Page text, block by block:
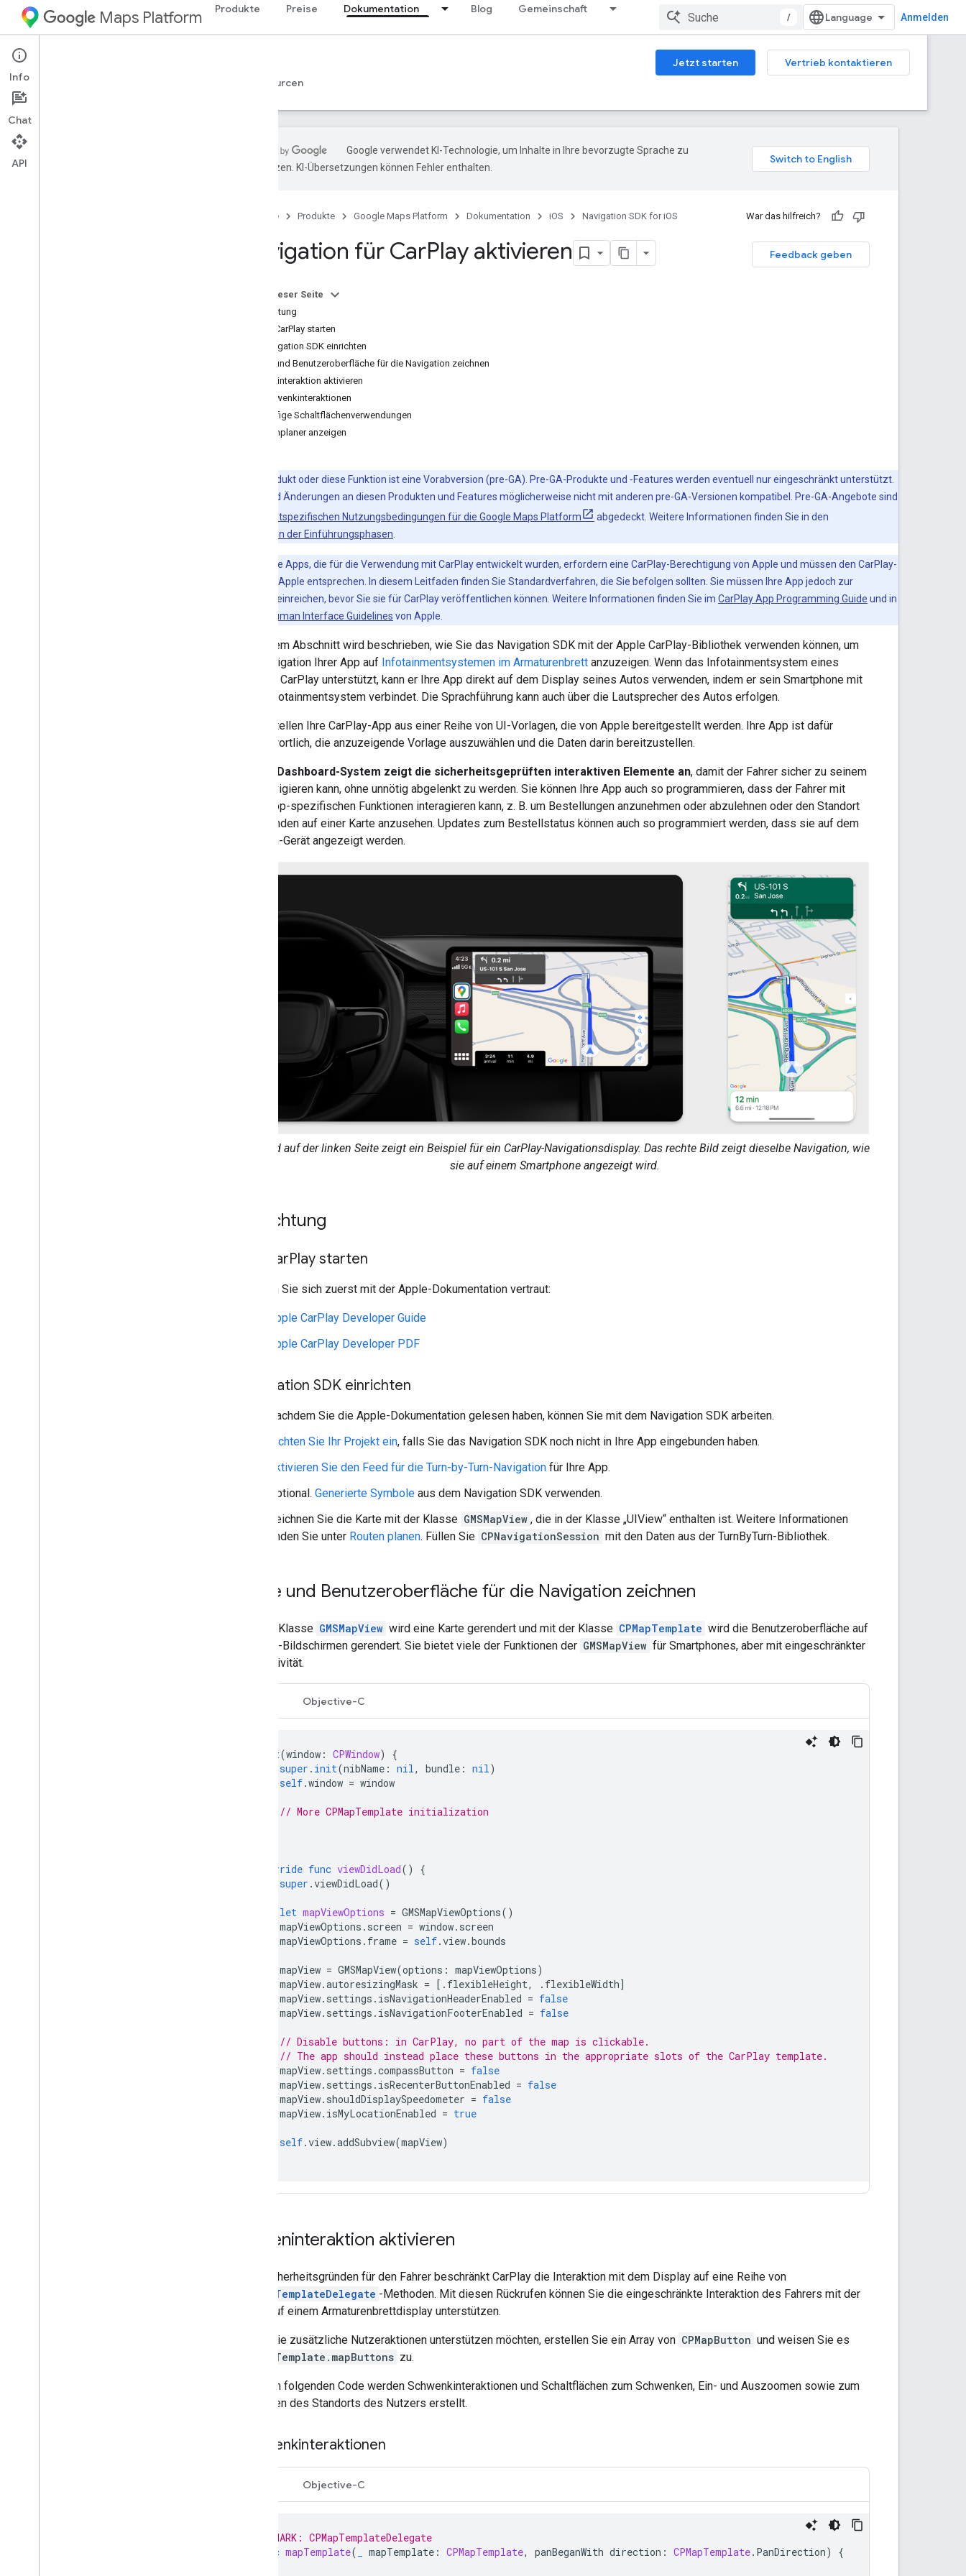
Maps Platform Produkte Preise Dokumentation Blog Gemeinschaft
/ Anmelden
iOS Jetzt starten
Vertrieb kontaktieren
Leitfäden
Ressourcen
Google verwendet KI-Technologie, um Inhalte in Ihre bevorzugte Sprache zu
übersetzen. KI-Übersetzungen können Fehler enthalten.
Startseite Produkte Google Maps Platform Dokumentation iOS Navigation SDK for iOS War das hilfreich?
Feedback geben
Navigation für CarPlay aktivieren
Auf dieser Seite
Einrichtung
Mit CarPlay starten
Navigation SDK einrichten
Karte und Benutzeroberfläche für die Navigation zeichnen
Karteninteraktion aktivieren
Schwenkinteraktionen
Häufige Schaltflächenverwendungen
Routenplaner anzeigen
Dieses Produkt oder diese Funktion ist eine Vorabversion (pre-GA). Pre-GA-Produkte und ‑Features werden eventuell nur eingeschränkt unterstützt.
Außerdem sind Änderungen an diesen Produkten und Features möglicherweise nicht mit anderen pre-GA-Versionen kompatibel. Pre-GA-Angebote sind
dienstspezifischen Nutzungsbedingungen für die Google Maps Platform
abgedeckt. Weitere Informationen finden Sie in den
Beschreibungen der Einführungsphasen
:Alle Apps, die für die Verwendung mit CarPlay entwickelt wurden, erfordern eine CarPlay-Berechtigung von Apple und müssen den CarPlay-
Richtlinien von Apple entsprechen. In diesem Leitfaden finden Sie Standardverfahren, die Sie befolgen sollten. Sie müssen Ihre App jedoch zur
Genehmigung einreichen, bevor Sie sie für CarPlay veröffentlichen können. Weitere Informationen finden Sie im CarPlay App Programming Guide und in
CarPlay Human Interface Guidelines von Apple.
In diesem Abschnitt wird beschrieben, wie Sie das Navigation SDK mit der Apple CarPlay-Bibliothek verwenden können, um
die Navigation Ihrer App auf Infotainmentsystemen im Armaturenbrett anzuzeigen. Wenn das Infotainmentsystem eines
Fahrers CarPlay unterstützt, kann er Ihre App direkt auf dem Display seines Autos verwenden, indem er sein Smartphone mit
dem Infotainmentsystem verbindet. Die Sprachführung kann auch über die Lautsprecher des Autos erfolgen.
Sie erstellen Ihre CarPlay-App aus einer Reihe von UI-Vorlagen, die von Apple bereitgestellt werden. Ihre App ist dafür
verantwortlich, die anzuzeigende Vorlage auszuwählen und die Daten darin bereitzustellen.
Das In-Dashboard-System zeigt die sicherheitsgeprüften interaktiven Elemente an, damit der Fahrer sicher zu seinem
Ziel navigieren kann, ohne unnötig abgelenkt zu werden. Sie können Ihre App auch so programmieren, dass der Fahrer mit
Ihren app-spezifischen Funktionen interagieren kann, z. B. um Bestellungen anzunehmen oder abzulehnen oder den Standort
des Kunden auf einer Karte anzusehen. Updates zum Bestellstatus können auch so programmiert werden, dass sie auf dem
In-Dash-Gerät angezeigt werden.
Das Bild auf der linken Seite zeigt ein Beispiel für ein CarPlay-Navigationsdisplay. Das rechte Bild zeigt dieselbe Navigation, wie
sie auf einem Smartphone angezeigt wird.
Einrichtung
Mit CarPlay starten
Machen Sie sich zuerst mit der Apple-Dokumentation vertraut:
Apple CarPlay Developer Guide
Apple CarPlay Developer PDF
Navigation SDK einrichten
Nachdem Sie die Apple-Dokumentation gelesen haben, können Sie mit dem Navigation SDK arbeiten.
Richten Sie Ihr Projekt ein, falls Sie das Navigation SDK noch nicht in Ihre App eingebunden haben.
Aktivieren Sie den Feed für die Turn-by-Turn-Navigation für Ihre App.
Optional. Generierte Symbole aus dem Navigation SDK verwenden.
Zeichnen Sie die Karte mit der Klasse GMSMapView , die in der Klasse „UIView“ enthalten ist. Weitere Informationen
finden Sie unter Routen planen. Füllen Sie CPNavigationSession mit den Daten aus der TurnByTurn-Bibliothek.
Karte und Benutzeroberfläche für die Navigation zeichnen
Mit der Klasse GMSMapView wird eine Karte gerendert und mit der Klasse CPMapTemplate wird die Benutzeroberfläche auf
CarPlay-Bildschirmen gerendert. Sie bietet viele der Funktionen der GMSMapView für Smartphones, aber mit eingeschränkter
Interaktivität.
Objective-C
init(window : CPWindow)
{
super . init(nibName : nil, bundle : nil)
self.window = window
// More CPMapTemplate initialization
override func viewDidLoad()
{
super .viewDidLoad()
let mapViewOptions = GMSMapViewOptions()
mapViewOptions . screen = window. screen
mapViewOptions . frame = self.view.bounds
mapView = GMSMapView(options : mapViewOptions)
mapView.autoresizingMask = [. flexibleHeight, . flexibleWidth]
mapView. settings . isNavigationHeaderEnabled = false
mapView. settings . isNavigationFooterEnabled = false
// Disable buttons: in CarPlay, no part of the map is clickable.
// The app should instead place these buttons in the appropriate slots of the CarPlay template.
mapView. settings .compassButton = false
mapView. settings . isRecenterButtonEnabled = false
mapView. shouldDisplaySpeedometer = false
mapView. isMyLocationEnabled = true
self.view.addSubview(mapView)
Karteninteraktion aktivieren
Aus Sicherheitsgründen für den Fahrer beschränkt CarPlay die Interaktion mit dem Display auf eine Reihe von
CPMapTemplateDelegate -Methoden. Mit diesen Rückrufen können Sie die eingeschränkte Interaktion des Fahrers mit der
Karte auf einem Armaturenbrettdisplay unterstützen.
Wenn Sie zusätzliche Nutzeraktionen unterstützen möchten, erstellen Sie ein Array von CPMapButton und weisen Sie es
CPMapTemplate.mapButtons zu.
Mit dem folgenden Code werden Schwenkinteraktionen und Schaltflächen zum Schwenken, Ein- und Auszoomen sowie zum
Anzeigen des Standorts des Nutzers erstellt.
Schwenkinteraktionen
Objective-C
// MARK: CPMapTemplateDelegate
func mapTemplate( mapTemplate : CPMapTemplate, panBeganWith direction : CPMapTemplate. PanDirection) {
Info
Chat
API